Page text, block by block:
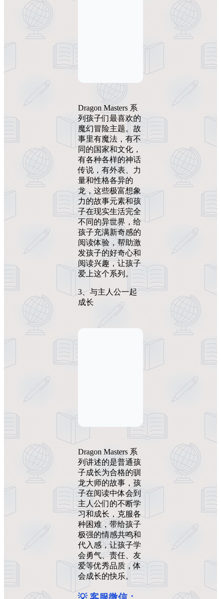
Dragon Masters 系
列孩子们最喜欢的
魔幻冒险主题。故
事里有魔法，有不
同的国家和文化，
有各种各样的神话
传说，有外表、力
量和性格各异的
龙，这些极富想象
力的故事元素和孩
子在现实生活完全
不同的异世界，给
孩子充满新奇感的
阅读体验，帮助激
发孩子的好奇心和
阅读兴趣，让孩子
爱上这个系列。
3、与主人公一起
成长
Dragon Masters 系
列讲述的是普通孩
子成长为合格的驯
龙大师的故事，孩
子在阅读中体会到
主人公们的不断学
习和成长，克服各
种困难，带给孩子
极强的情感共鸣和
代入感，让孩子学
会勇气、责任、友
爱等优秀品质，体
会成长的快乐。